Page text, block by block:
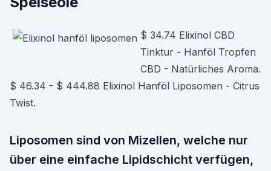
$ 34.74 Elixinol CBD
Tinktur - Hanföl Tropfen
CBD - Natürliches Aroma.
$ 46.34 - $ 444.88 Elixinol Hanföl Liposomen - Citrus
Twist.
Liposomen sind von Mizellen, welche nur
über eine einfache Lipidschicht verfügen,